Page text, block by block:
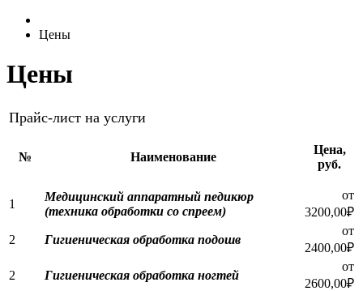
Цены
Цены
Прайс-лист на услуги
№ Наименование
Цена,
руб.
1
Медицинский аппаратный педикюр
(техника обработки со спреем)
от
3200,00₽
2
Гигиеническая обработка подошв
от
2400,00₽
2
Гигиеническая обработка ногтей
от
2600,00₽